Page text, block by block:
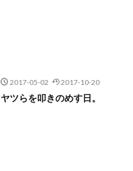
2017-05-02 2017-10-20
ヤツらを叩きのめす日。